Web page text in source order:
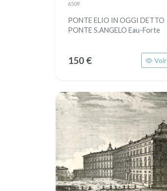
6509
PONTE ELIO IN OGGI DETTO
PONTE S.ANGELO Eau-Forte
150 € Voir